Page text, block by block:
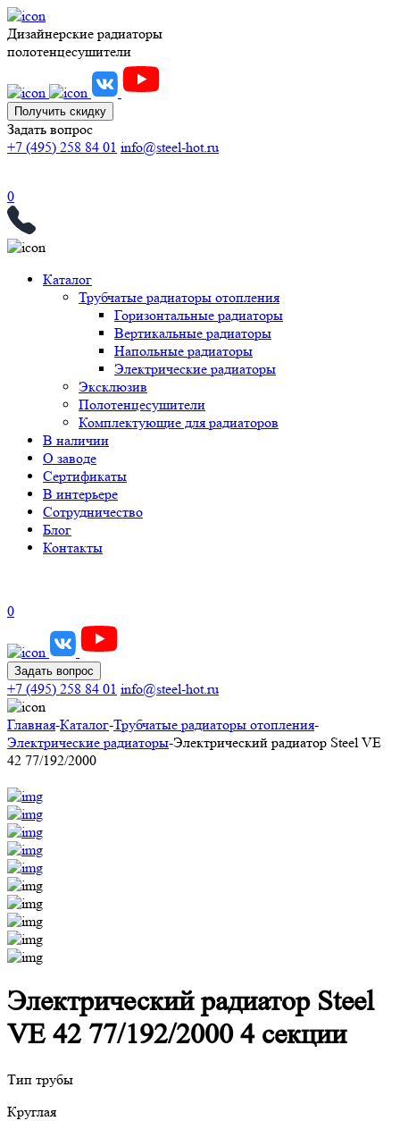
Дизайнерские радиаторы
полотенцесушители
Получить скидку
Задать вопрос
+7 (495) 258 84 01 info@steel-hot.ru
0
Каталог
Трубчатые радиаторы отопления
Горизонтальные радиаторы
Вертикальные радиаторы
Напольные радиаторы
Электрические радиаторы
Эксклюзив
Полотенцесушители
Комплектующие для радиаторов
В наличии
О заводе
Сертификаты
В интерьере
Сотрудничество
Блог
Контакты
0
Задать вопрос
+7 (495) 258 84 01 info@steel-hot.ru
Главная-Каталог-Трубчатые радиаторы отопления-
Электрические радиаторы-Электрический радиатор Steel VE
42 77/192/2000
Электрический радиатор Steel
VE 42 77/192/2000 4 секции
Тип трубы
Круглая